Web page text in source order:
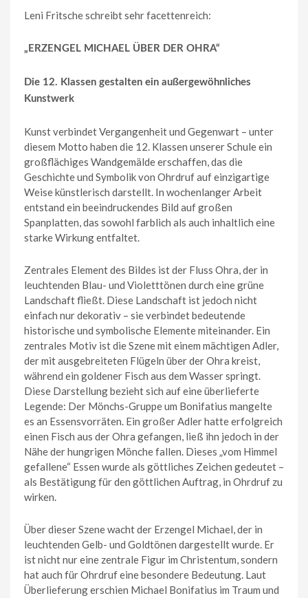
Leni Fritsche schreibt sehr facettenreich:
„ERZENGEL MICHAEL ÜBER DER OHRA“
Die 12. Klassen gestalten ein außergewöhnliches
Kunstwerk
Kunst verbindet Vergangenheit und Gegenwart – unter
diesem Motto haben die 12. Klassen unserer Schule ein
großflächiges Wandgemälde erschaffen, das die
Geschichte und Symbolik von Ohrdruf auf einzigartige
Weise künstlerisch darstellt. In wochenlanger Arbeit
entstand ein beeindruckendes Bild auf großen
Spanplatten, das sowohl farblich als auch inhaltlich eine
starke Wirkung entfaltet.
Zentrales Element des Bildes ist der Fluss Ohra, der in
leuchtenden Blau- und Violetttönen durch eine grüne
Landschaft fließt. Diese Landschaft ist jedoch nicht
einfach nur dekorativ – sie verbindet bedeutende
historische und symbolische Elemente miteinander. Ein
zentrales Motiv ist die Szene mit einem mächtigen Adler,
der mit ausgebreiteten Flügeln über der Ohra kreist,
während ein goldener Fisch aus dem Wasser springt.
Diese Darstellung bezieht sich auf eine überlieferte
Legende: Der Mönchs-Gruppe um Bonifatius mangelte
es an Essensvorräten. Ein großer Adler hatte erfolgreich
einen Fisch aus der Ohra gefangen, ließ ihn jedoch in der
Nähe der hungrigen Mönche fallen. Dieses „vom Himmel
gefallene“ Essen wurde als göttliches Zeichen gedeutet –
als Bestätigung für den göttlichen Auftrag, in Ohrdruf zu
wirken.
Über dieser Szene wacht der Erzengel Michael, der in
leuchtenden Gelb- und Goldtönen dargestellt wurde. Er
ist nicht nur eine zentrale Figur im Christentum, sondern
hat auch für Ohrdruf eine besondere Bedeutung. Laut
Überlieferung erschien Michael Bonifatius im Traum und